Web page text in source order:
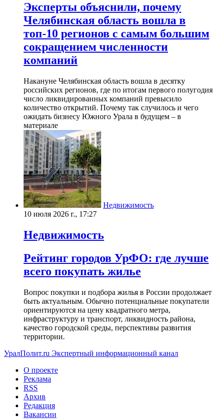
Эксперты объяснили, почему
Челябинская область вошла в
топ-10 регионов с самым большим
сокращением численности
компаний
Накануне Челябинская область вошла в десятку
российских регионов, где по итогам первого полугодия
число ликвидированных компаний превысило
количество открытий. Почему так случилось и чего
ожидать бизнесу Южного Урала в будущем – в
материале
Недвижимость
10 июля 2026 г., 17:27
Недвижимость
Рейтинг городов УрФО: где лучше
всего покупать жилье
Вопрос покупки и подбора жилья в России продолжает
быть актуальным. Обычно потенциальные покупатели
ориентируются на цену квадратного метра,
инфраструктуру и транспорт, ликвидность района,
качество городской среды, перспективы развития
территории.
УралПолит.ru Экспертный информационный канал
О проекте
Реклама
RSS
Архив
Редакция
Вакансии